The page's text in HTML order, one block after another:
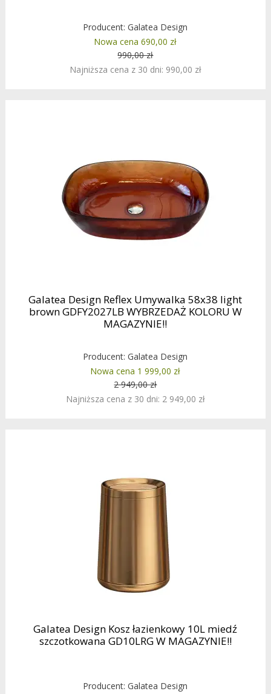
Producent:Galatea Design
Nowa cena 690,00 zł
990,00 zł
Najniższa cena z 30 dni: 990,00 zł
Galatea Design Reflex Umywalka 58x38 light
brown GDFY2027LB WYBRZEDAŻ KOLORU W
MAGAZYNIE!!
Producent:Galatea Design
Nowa cena 1 999,00 zł
2 949,00 zł
Najniższa cena z 30 dni: 2 949,00 zł
Galatea Design Kosz łazienkowy 10L miedź
szczotkowana GD10LRG W MAGAZYNIE!!
Producent:Galatea Design